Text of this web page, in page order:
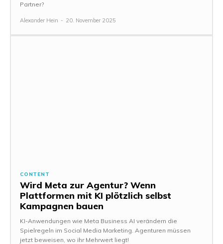
Partner?
Alexander Hein - 20. November 2025
CONTENT
Wird Meta zur Agentur? Wenn
Plattformen mit KI plötzlich selbst
Kampagnen bauen
KI-Anwendungen wie Meta Business AI verändern die
Spielregeln im Social Media Marketing. Agenturen müssen
jetzt beweisen, wo ihr Mehrwert liegt!